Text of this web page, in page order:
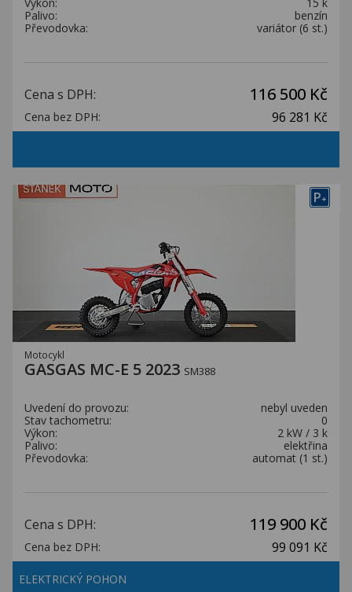
Palivo:
benzín
Převodovka:
variátor (6 st.)
Cena s DPH: 116 500 Kč
Cena bez DPH: 96 281 Kč
P+
Motocykl
GASGAS MC-E 5 2023 SM388
Uvedení do provozu:
nebyl uveden
Stav tachometru:
0
Výkon:
2 kW / 3 k
Palivo:
elektřina
Převodovka:
automat (1 st.)
Cena s DPH: 119 900 Kč
Cena bez DPH: 99 091 Kč
ELEKTRICKÝ POHON